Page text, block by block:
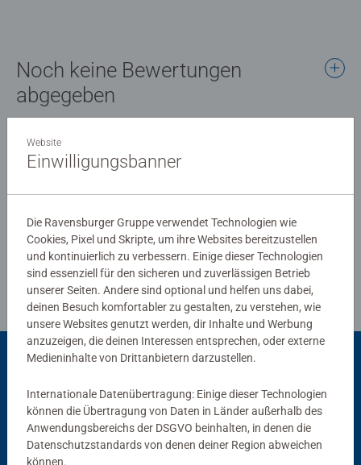
Noch keine Bewertungen
abgegeben
0/0
Richtlinien für Bewertungen
Website
Einwilligungsbanner
Die Ravensburger Gruppe verwendet Technologien wie
Cookies, Pixel und Skripte, um ihre Websites bereitzustellen
und kontinuierlich zu verbessern. Einige dieser Technologien
sind essenziell für den sicheren und zuverlässigen Betrieb
unserer Seiten. Andere sind optional und helfen uns dabei,
deinen Besuch komfortabler zu gestalten, zu verstehen, wie
unsere Websites genutzt werden, dir Inhalte und Werbung
anzuzeigen, die deinen Interessen entsprechen, oder externe
Medieninhalte von Drittanbietern darzustellen.
Internationale Datenübertragung: Einige dieser Technologien
können die Übertragung von Daten in Länder außerhalb des
Anwendungsbereichs der DSGVO beinhalten, in denen die
Datenschutzstandards von denen deiner Region abweichen
können.